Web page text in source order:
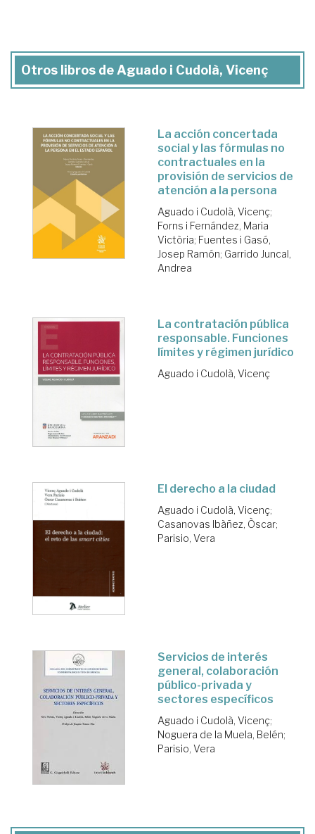
Otros libros de Aguado i Cudolà, Vicenç
La acción concertada
social y las fórmulas no
contractuales en la
provisión de servicios de
atención a la persona
Aguado i Cudolà, Vicenç;
Forns i Fernández, Maria
Victòria; Fuentes i Gasó,
Josep Ramón; Garrido Juncal,
Andrea
La contratación pública
responsable. Funciones
límites y régimen jurídico
Aguado i Cudolà, Vicenç
El derecho a la ciudad
Aguado i Cudolà, Vicenç;
Casanovas Ibàñez, Òscar;
Parisio, Vera
Servicios de interés
general, colaboración
público-privada y
sectores específicos
Aguado i Cudolà, Vicenç;
Noguera de la Muela, Belén;
Parisio, Vera